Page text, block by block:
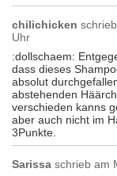
chilichicken
Uhr
:dollschaem:
dass dieses
absolut
abstehenden
verschieden kanns
aber auch nicht im
3Punkte.
Sarissa schrieb am